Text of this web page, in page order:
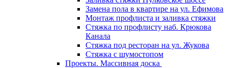
Замена пола в квартире на ул. Ефимова
Монтаж профлиста и заливка стяжки
Стяжка по профлисту наб. Крюкова
Канала
Стяжка под ресторан на ул. Жукова
Стяжка с шумостопом
Проекты. Массивная доска